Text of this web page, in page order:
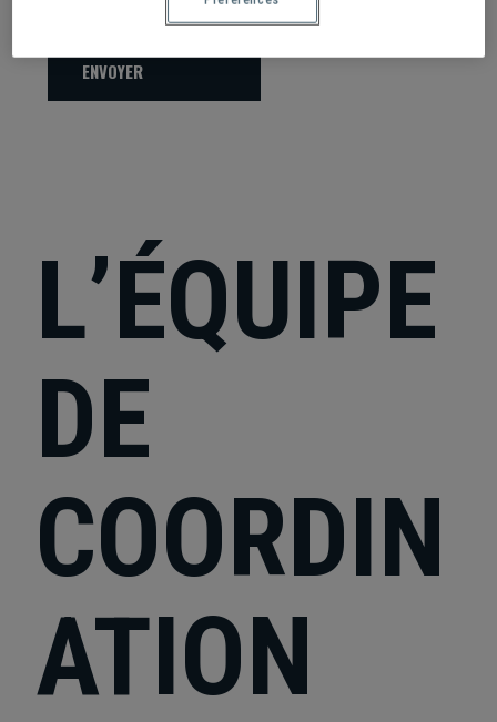
ENVOYER
L’ÉQUIPE
DE
COORDIN
ATION